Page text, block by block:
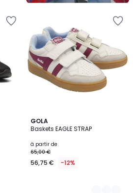
GOLA
Baskets EAGLE STRAP
à partir de
65,00 €
56,75 € -12%
2
Couleurs